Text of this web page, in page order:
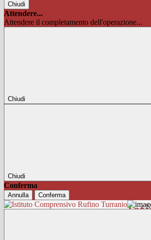
Chiudi
Attendere...
Attendere il completamento dell'operazione...
Chiudi
Chiudi
Conferma
Annulla Conferma